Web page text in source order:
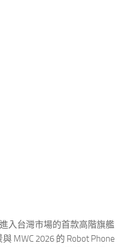
入台灣市場的首款高階旗艦
MWC 2026 的 Robot Phone